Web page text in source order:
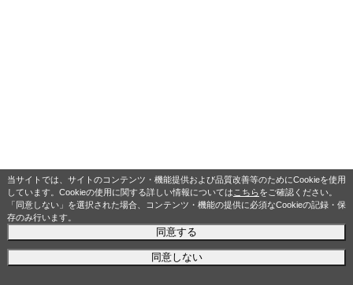
当サイトでは、サイトのコンテンツ・機能提供および品質改善等のためにCookieを使用
しています。Cookieの使用に関する詳しい情報については こちらをご確認ください。
「同意しない」を選択された場合、コンテンツ・機能の提供に必須なCookieの記録・保
存のみ行います。
同意する
同意しない